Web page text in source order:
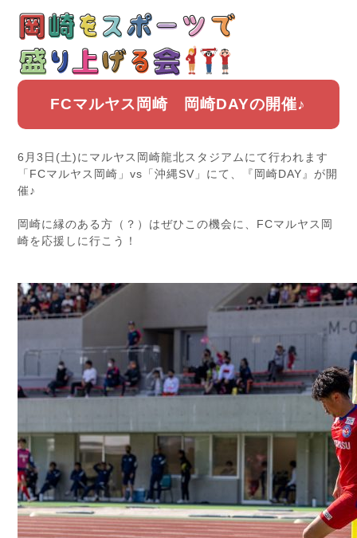
FCマルヤス岡崎 岡崎DAYの開催♪
6月3日(土)にマルヤス岡崎龍北スタジアムにて行われます
「FCマルヤス岡崎」vs「沖縄SV」にて、『岡崎DAY』が開
催♪
岡崎に縁のある方（？）はぜひこの機会に、FCマルヤス岡
崎を応援しに行こう！